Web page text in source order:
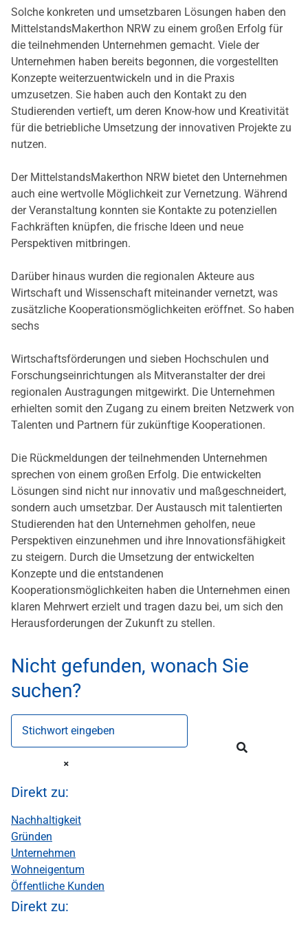
Solche konkreten und umsetzbaren Lösungen haben den
MittelstandsMakerthon NRW zu einem großen Erfolg für
die teilnehmenden Unternehmen gemacht. Viele der
Unternehmen haben bereits begonnen, die vorgestellten
Konzepte weiterzuentwickeln und in die Praxis
umzusetzen. Sie haben auch den Kontakt zu den
Studierenden vertieft, um deren Know-how und Kreativität
für die betriebliche Umsetzung der innovativen Projekte zu
nutzen.
Der MittelstandsMakerthon NRW bietet den Unternehmen
auch eine wertvolle Möglichkeit zur Vernetzung. Während
der Veranstaltung konnten sie Kontakte zu potenziellen
Fachkräften knüpfen, die frische Ideen und neue
Perspektiven mitbringen.
Darüber hinaus wurden die regionalen Akteure aus
Wirtschaft und Wissenschaft miteinander vernetzt, was
zusätzliche Kooperationsmöglichkeiten eröffnet. So haben
sechs
Wirtschaftsförderungen und sieben Hochschulen und
Forschungseinrichtungen als Mitveranstalter der drei
regionalen Austragungen mitgewirkt. Die Unternehmen
erhielten somit den Zugang zu einem breiten Netzwerk von
Talenten und Partnern für zukünftige Kooperationen.
Die Rückmeldungen der teilnehmenden Unternehmen
sprechen von einem großen Erfolg. Die entwickelten
Lösungen sind nicht nur innovativ und maßgeschneidert,
sondern auch umsetzbar. Der Austausch mit talentierten
Studierenden hat den Unternehmen geholfen, neue
Perspektiven einzunehmen und ihre Innovationsfähigkeit
zu steigern. Durch die Umsetzung der entwickelten
Konzepte und die entstandenen
Kooperationsmöglichkeiten haben die Unternehmen einen
klaren Mehrwert erzielt und tragen dazu bei, um sich den
Herausforderungen der Zukunft zu stellen.
Nicht gefunden, wonach Sie
suchen?
Stichwort eingeben
Direkt zu:
Nachhaltigkeit
Gründen
Unternehmen
Wohneigentum
Öffentliche Kunden
Direkt zu: